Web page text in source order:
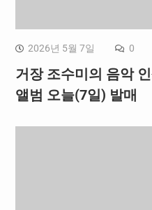
2026년 5월 7일 0
거장 조수미의 음악
앨범 오늘(7일) 발매